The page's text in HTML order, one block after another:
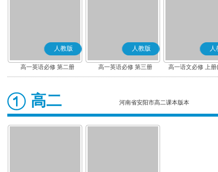
人教版
高一英语必修 第二册
人教版
高一英语必修 第三册
人
高一语文必修 上
高二 河南省安阳市高二课本版本